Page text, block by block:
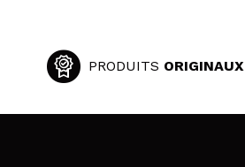
PRODUITS ORIGINAUX